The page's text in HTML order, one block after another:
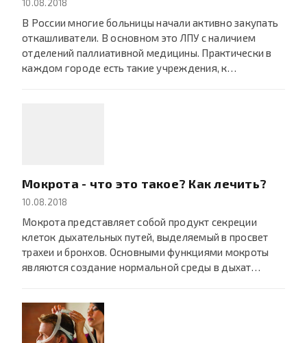
10.08.2018
В России многие больницы начали активно закупать
откашливатели. В основном это ЛПУ с наличием
отделений паллиативной медицины. Практически в
каждом городе есть такие учреждения, к…
Мокрота - что это такое? Как лечить?
10.08.2018
Мокрота представляет собой продукт секреции
клеток дыхательных путей, выделяемый в просвет
трахеи и бронхов. Основными функциями мокроты
являются создание нормальной среды в дыхат…